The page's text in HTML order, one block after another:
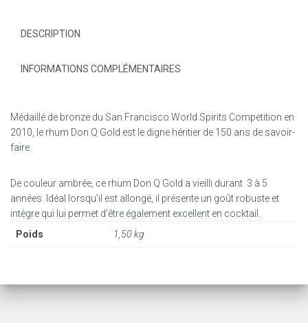
DESCRIPTION
INFORMATIONS COMPLÉMENTAIRES
Médaillé de bronze du San Francisco World Spirits Competition en
2010, le rhum Don Q Gold est le digne héritier de 150 ans de savoir-
faire
De couleur ambrée, ce rhum Don Q Gold a vieilli durant 3 à 5
années.
Idéal lorsqu’il est allongé, il présente un goût robuste et
intègre qui lui permet d’être également excellent en cocktail.
Poids
1,50 kg